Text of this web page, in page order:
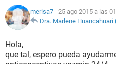
NUTRICIÓN
SEXUALIDAD
merisa7 - 25 ago 2015 a las
Dra. Marlene Huancahuari
Hola,
que tal, espero pueda